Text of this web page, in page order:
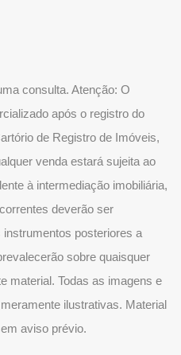
consulta. Atenção: O
após o registro do
de Registro de Imóveis,
venda estará sujeita ao
à intermediação imobiliária,
deverão ser
posteriores a
sobre quaisquer
material. Todas as imagens e
ilustrativas. Material
aviso prévio.